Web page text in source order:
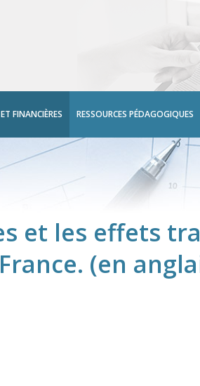
FINANCIÈRES RESSOURCES PÉDAGOGIQUES
et les effets
(en